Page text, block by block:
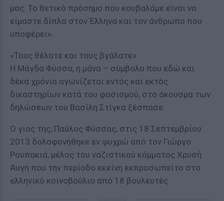
μας. Το θετικό πρόσημο που κουβαλάμε είναι να
είμαστε δίπλα στον Έλληνα και τον άνθρωπο που
υποφέρει».
«Τους θέλατε και τους βγάλατε»
Η Μάγδα Φύσσα, η μάνα – σύμβολο που εδώ και
δέκα χρόνια αγωνίζεται εντός και εκτός
δικαστηρίων κατά του φασισμού, στο άκουσμα των
δηλώσεων του Βασίλη Στίγκα ξέσπασε.
Ο γιος της, Παύλος Φύσσας, στις 18 Σεπτεμβρίου
2013 δολοφονήθηκε εν ψυχρώ από τον Γιώργο
Ρουπακιά, μέλος του ναζιστικού κόμματος Χρυσή
Αυγή που την περίοδο εκείνη εκπροσωπείτο στο
ελληνικό κοινοβούλιο από 18 βουλευτές.